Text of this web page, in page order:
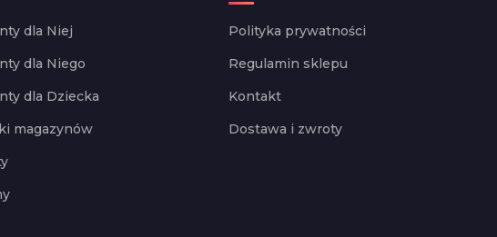
dla Niej
dla Niego
dla Dziecka
magazynów
Polityka prywatności
Regulamin sklepu
Kontakt
Dostawa i zwroty